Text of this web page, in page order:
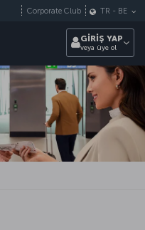
Corporate Club TR - BE
GİRİŞ YAP
veya üye ol